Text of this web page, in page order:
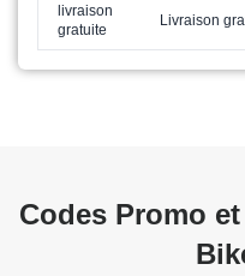
livraison
gratuite
Livraison
Codes Promo